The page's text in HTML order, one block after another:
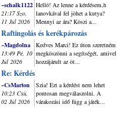
~schalk1122
21:17 Szo,
11 Júl 2026
Helló! Az lenne a kérdésem,h
lanovkával fel jöhet a kutya?
Mennyi az ára? Köszi a...
Raftingolás és kerékpározás
~Magdolna
13:49 Pé, 10
Júl 2026
Kedves Marci! Ez úton szeretném
megköszönni a segítségét, amivel
hozzájárult az öt...
Re: Kérdés
~CsMarton
10:23 Csü,
02 Júl 2026
Szia! Ezt a kérdést nem lehet
pontosan megválaszolni. A
várakozási idő függ a játék...